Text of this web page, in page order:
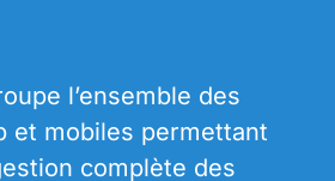
l’ensemble des
et mobiles permettant
complète des